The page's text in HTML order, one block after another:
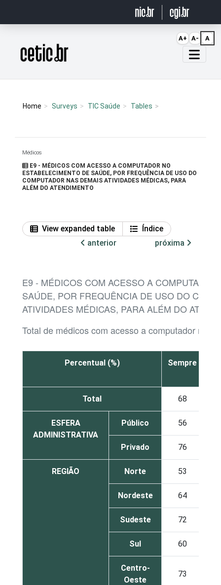
Página inicial
Home Surveys TIC Saúde Tables
Médicos
E9 - MÉDICOS COM ACESSO A COMPUTADOR NO
ESTABELECIMENTO DE SAÚDE, POR FREQUÊNCIA DE USO DO
COMPUTADOR NAS DEMAIS ATIVIDADES MÉDICAS, PARA
ALÉM DO ATENDIMENTO
View expanded table
Índice
anterior
próxima
E9 - MÉDICOS COM ACESSO A
SAÚDE, POR FREQUÊNCIA DE USO DO
ATIVIDADES MÉDICAS, PARA ALÉM DO
Total de médicos com acesso a computador no
Percentual (%) Sempre
Total 68
ESFERA
ADMINISTRATIVA
Público 56
Privado 76
REGIÃO Norte 53
Nordeste 64
Sudeste 72
Sul 60
Centro-
Oeste
73
A+ A- A